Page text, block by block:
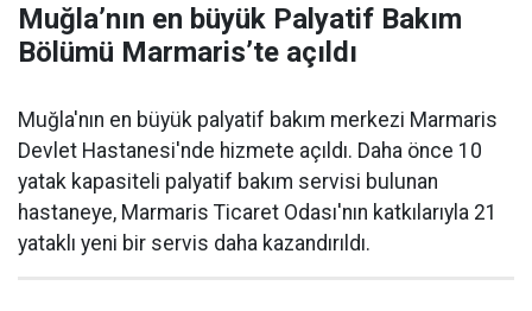
Muğla’nın en büyük Palyatif Bakım
Bölümü Marmaris’te açıldı
Muğla'nın en büyük palyatif bakım merkezi Marmaris
Devlet Hastanesi'nde hizmete açıldı. Daha önce 10
yatak kapasiteli palyatif bakım servisi bulunan
hastaneye, Marmaris Ticaret Odası'nın katkılarıyla 21
yataklı yeni bir servis daha kazandırıldı.